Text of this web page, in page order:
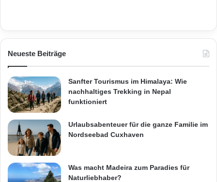
Neueste Beiträge
Sanfter Tourismus im Himalaya: Wie
nachhaltiges Trekking in Nepal
funktioniert
Urlaubsabenteuer für die ganze Familie im
Nordseebad Cuxhaven
Was macht Madeira zum Paradies für
Naturliebhaber?